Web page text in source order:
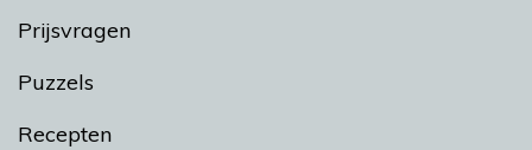
Prijsvragen
Puzzels
Recepten